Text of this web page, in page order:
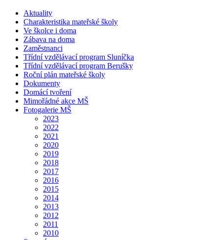
Aktuality
Charakteristika mateřské školy
Ve školce i doma
Zábava na doma
Zaměstnanci
Třídní vzdělávací program Sluníčka
Třídní vzdělávací program Berušky
Roční plán mateřské školy
Dokumenty
Domácí tvoření
Mimořádné akce MŠ
Fotogalerie MŠ
2023
2022
2021
2020
2019
2018
2017
2016
2015
2014
2013
2012
2011
2010